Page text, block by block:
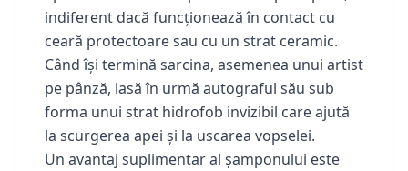
indiferent dacă funcționează în contact cu
ceară protectoare sau cu un strat ceramic.
Când își termină sarcina, asemenea unui artist
pe pânză, lasă în urmă autograful său sub
forma unui strat hidrofob invizibil care ajută
la scurgerea apei și la uscarea vopselei.
Un avantaj suplimentar al șamponului este